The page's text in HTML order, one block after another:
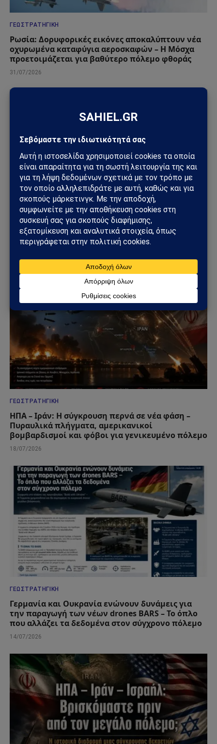
ΓΕΩΣΤΡΑΤΗΓΙΚΉ
Ρωσία: Δορυφορικές εικόνες αποκαλύπτουν νέα
οχυρωμένα καταφύγια αεροσκαφών – Η Μόσχα
προετοιμάζεται για βαθύτερο πόλεμο φθοράς
31/07/2026
ΓΕΩΣΤΡΑΤΗΓΙΚΉ
ΗΠΑ: «Όχι» στην επιστροφή της Τουρκίας στα F-
35 – Η επιστολή προς το Κογκρέσο που διατηρεί
το αδιέξοδο με τους S-400
25/07/2026
ΓΕΩΣΤΡΑΤΗΓΙΚΉ
ΗΠΑ – Ιράν: Η σύγκρουση περνά σε νέα φάση –
Πυραυλικά πλήγματα, αμερικανικοί
βομβαρδισμοί και φόβοι για γενικευμένο πόλεμο
18/07/2026
ΓΕΩΣΤΡΑΤΗΓΙΚΉ
Γερμανία και Ουκρανία ενώνουν δυνάμεις για
την παραγωγή των νέων drones BARS – Το όπλο
που αλλάζει τα δεδομένα στον σύγχρονο πόλεμο
14/07/2026